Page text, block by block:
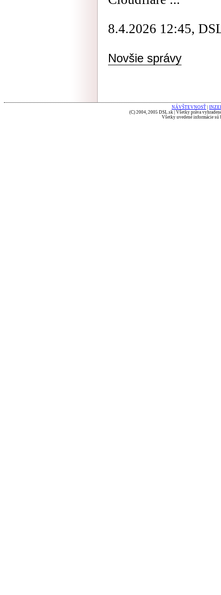
8.4.2026 12:45,
Novšie správy
NÁVŠTEVNOSŤ
(C) 2004, 2005 DSL.sk | Všetky práva
Všetky uvedené informácie sú